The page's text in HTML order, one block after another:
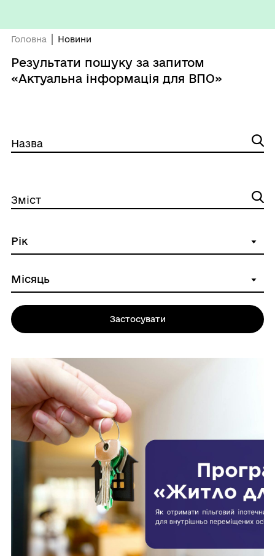
Головна Новини
Результати пошуку за запитом
«Актуальна інформація для ВПО»
Назва
Зміст
Застосувати